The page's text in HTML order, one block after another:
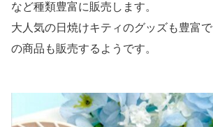
など種類豊富に販売します。
大人気の日焼けキティのグッズも豊富
の商品も販売するようです。